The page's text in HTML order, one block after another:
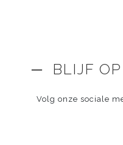
─ BLIJF
Volg onze sociale